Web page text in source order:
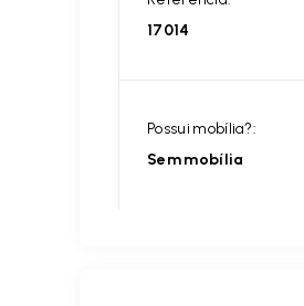
17014
Possui mobília?:
Sem mobília